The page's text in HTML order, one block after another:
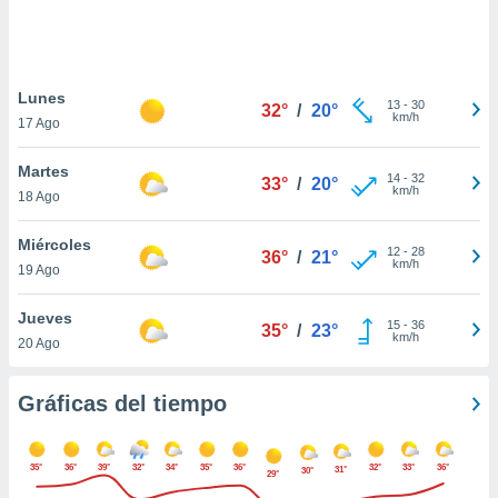
únicos
similares
como
IP
de
traten tus
a lo que
Para
Lunes
17 Ago
32° / 20° 13- 30
km/h
Martes
18 Ago
33° / 20° 14- 32
km/h
Miércoles
19 Ago
36° / 21° 12- 28
km/h
Jueves
20 Ago
35° / 23° 15- 36
km/h
Gráficas del tiempo
35° 36° 39° 32° 34° 35° 36°
29° 30° 31° 32° 33° 36°